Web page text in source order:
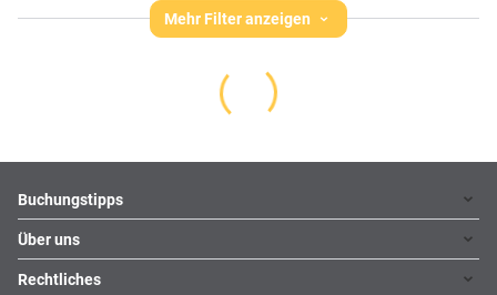
Mehr Filter anzeigen
Footer navigation
Buchungstipps
Warum im Reisebüro buchen
Hoteltipps
Über uns
Kontakt
Rechtliches